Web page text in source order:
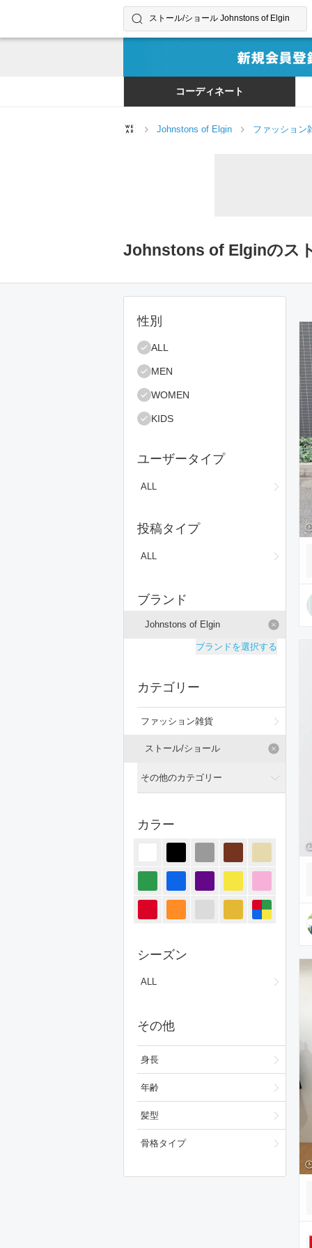
コーディネートやユーザーを探す
検索する
コーディネート
Johnstons of Elgin ファッション
Johnstons of Elginのス
絞り込み条件
性別
ALL
MEN
WOMEN
KIDS
ユーザータイプ
ALL
投稿タイプ
ALL
ブランド
Johnstons of Elgin
ブランドを選択する
カテゴリー
ファッション雑貨
ストール/ショール
その他のカテゴリー
ジャケット/アウター
パンツ
オールインワン・サロペット
バッグ
メイクアップ
カラー
シーズン
ALL
その他
身長
年齢
髪型
骨格タイプ
コ